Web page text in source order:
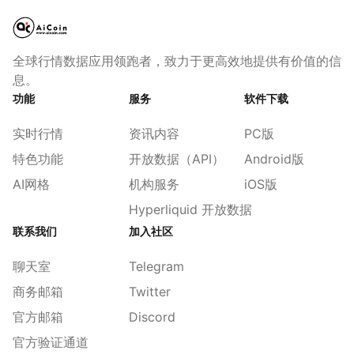
全球行情数据应用领跑者，致力于更高效地提供有价值的信
息。
功能
实时行情
特色功能
AI网格
服务
资讯内容
开放数据（API）
机构服务
Hyperliquid 开放数据
软件下载
PC版
Android版
iOS版
联系我们
聊天室
商务邮箱
官方邮箱
官方验证通道
加入社区
Telegram
Twitter
Discord